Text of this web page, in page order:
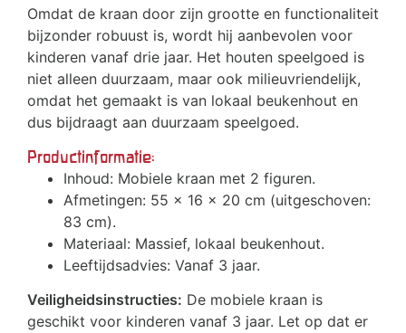
Omdat de kraan door zijn grootte en functionaliteit
bijzonder robuust is, wordt hij aanbevolen voor
kinderen vanaf drie jaar. Het houten speelgoed is
niet alleen duurzaam, maar ook milieuvriendelijk,
omdat het gemaakt is van lokaal beukenhout en
dus bijdraagt aan duurzaam speelgoed.
Productinformatie:
Inhoud: Mobiele kraan met 2 figuren.
Afmetingen: 55 x 16 x 20 cm (uitgeschoven:
83 cm).
Materiaal: Massief, lokaal beukenhout.
Leeftijdsadvies: Vanaf 3 jaar.
Veiligheidsinstructies: De mobiele kraan is
geschikt voor kinderen vanaf 3 jaar. Let op dat er